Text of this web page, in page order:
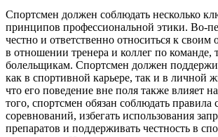
Спортсмен должен соблюдать несколько
принципов профессиональной этики. Во-
честно и ответственно относиться к своим
в отношении тренера и коллег по команде,
болельщикам. Спортсмен должен
как в спортивной карьере, так и в личной
что его поведение вне поля также влияет
того, спортсмен обязан соблюдать правила
соревнований, избегать использования
препаратов и поддерживать честность в